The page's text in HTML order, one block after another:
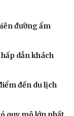
đường ẩm
dẫn khách
đến du lịch